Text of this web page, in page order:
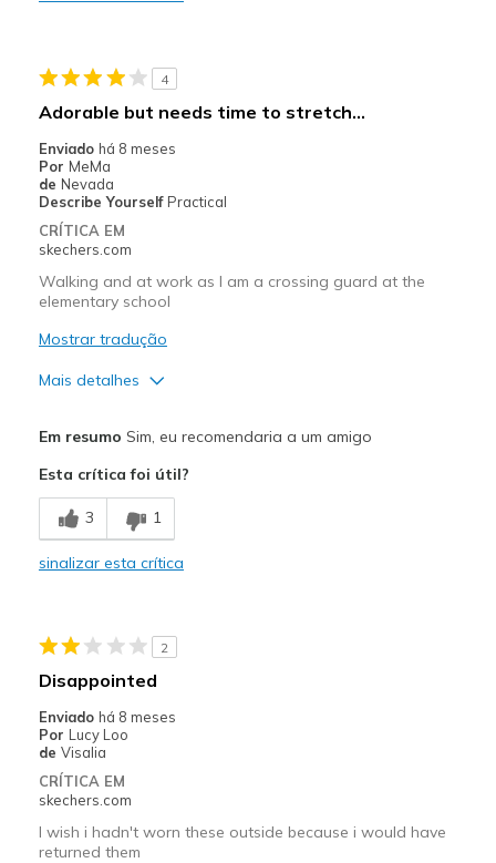
Casual Wear
Width
Sizing
View On Shoes
Shoes are for Wearing
4
Adorable but needs time to stretch...
Enviado há 8 meses
Por MeMa
de Nevada
Describe Yourself Practical
CRÍTICA EM
skechers.com
Walking and at work as I am a crossing guard at the
elementary school
Mostrar tradução
Mais detalhes
Durable
Stylish
Travel
Width
View On Shoes
Em resumo Sim, eu recomendaria a um amigo
Esta crítica foi útil?
3 1
sinalizar esta crítica
2
Disappointed
Enviado há 8 meses
Por Lucy Loo
de Visalia
CRÍTICA EM
skechers.com
I wish i hadn't worn these outside because i would have
returned them